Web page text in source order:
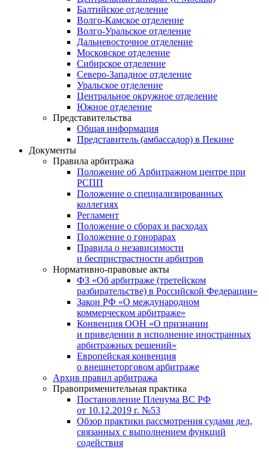
Балтийское отделение
Волго-Камское отделение
Волго-Уральское отделение
Дальневосточное отделение
Московское отделение
Сибирское отделение
Северо-Западное отделение
Уральское отделение
Центральное окружное отделение
Южное отделение
Представительства
Общая информация
Представитель (амбассадор) в Пекине
Документы
Правила арбитража
Положение об Арбитражном центре при
РСПП
Положение о специализированных
коллегиях
Регламент
Положение о сборах и расходах
Положение о гонорарах
Правила о независимости
и беспристрастности арбитров
Нормативно-правовые акты
ФЗ «Об арбитраже (третейском
разбирательстве) в Российской Федерации»
Закон РФ «О международном
коммерческом арбитраже»
Конвенция ООН «О признании
и приведении в исполнение иностранных
арбитражных решений»
Европейская конвенция
о внешнеторговом арбитраже
Архив правил арбитража
Правоприменительная практика
Постановление Пленума ВС РФ
от 10.12.2019 г. №53
Обзор практики рассмотрения судами дел,
связанных с выполнением функций
содействия